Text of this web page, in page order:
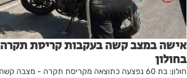
אישה במצב קשה בעקבות קריסת תקרה
בחולון
חולון: בת 60 נפצעה כתוצאה מקריסת תקרה - מצבה קשה